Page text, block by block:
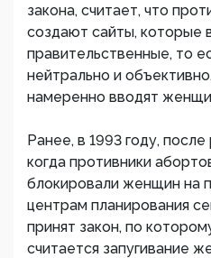
закона, считает, что
создают сайты, которые
правительственные, то
нейтрально и
намеренно вводят
Ранее, в 1993 году,
когда противники
блокировали женщин на
центрам планирования
принят закон, по
считается запугивание